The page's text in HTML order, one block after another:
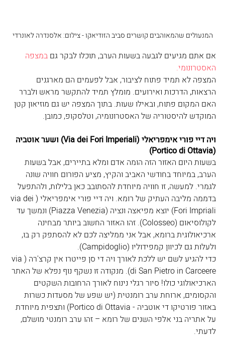
המנעולים שהמאוהבים קושרים סביב הזודיאקו - צילום: אלסנדרה לאונרדי
אם אתם מגיעים לגבעה בשעות הערב, תוכלו לבקר גם במצפה
האסטרונומי.
המצפה לא תמיד פתוח לציבור, אבל לפעמים הם מארגנים
הרצאות, הדרכות ואירועים. מומלץ תמיד להתקשר מראש ולברר
האם המקום פתוח, ובאילו שעות. בתוך המצפה יש גם מוזיאון קטן
המוקדש להיסטוריה של האסטרונומיה, וטלסקופ, כמובן.
ויה דיי פורי אימפריאלי (Via dei Fori Imperiali) ושער אוטביה
(Portico di Ottavia)
בשעות היום האזור הזה הומה אדם ומלא בתיירים, אבל בשעות
הערב, במיוחד בחודשי האביב והקיץ, מציע הפורום חוויה שונה
לגמרי. למעשה, זו חוויה מיוחדת להסתובב כאן בלילות, ולהתפעל
בדממה מליבה העתיק של רומא. ויה דיי פורי אימפריאלי (via dei
Fori Impriali) יוצא מפיאצה ונציה (Piazza Venezia) ונמשך עד
לקולוסיאום (Colosseo). זהו האזור החשוב ביותר מבחינה
ארכיאולוגית ברומא, אבל אני ממליצה לכם לא להסתפק רק בו,
ולעלות גם לכיוון קמפידוליו (Campidoglio).
כדי להגיע לשם יש ללכת לאורך ויה די סן פייטרו אין קרצ'רה (via
di San Pietro in Carceere). מנקודה זו נשקף נוף נפלא של האתר
הארכיאולוגי כולו! סיור רגלי נינוח לאורך הרחובות השקטים
והקסומים, ארוחת ערב רומנטית (יש שפע של מסעדות כשרות
באזור פורטיקו די אוטביה - Portico di Ottavia) ותצפית מיוחדת
על אתריה בני אלפי השנים של רומא – זהו ערב רומנטי מושלם,
לדעתי.